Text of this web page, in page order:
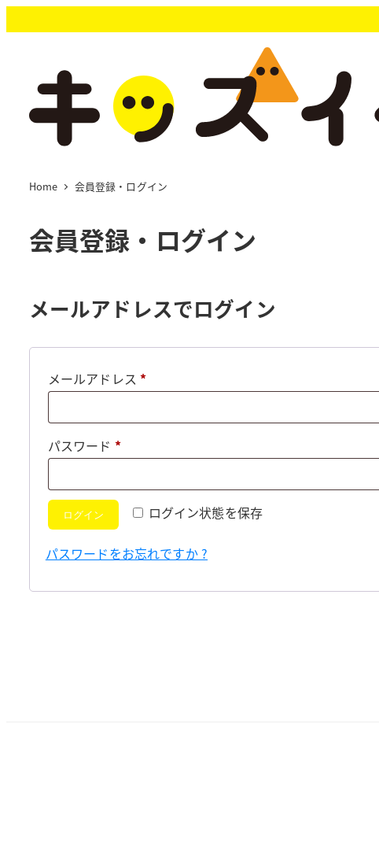
イ
Home 会員登録・ログイン
会員登録・ログイン
メールアドレスでログイン
メールアドレス *必
パスワード *必
ログイン状態を保存
ログイン
パスワードをお忘れですか ?